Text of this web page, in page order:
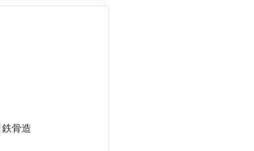
鉄骨造